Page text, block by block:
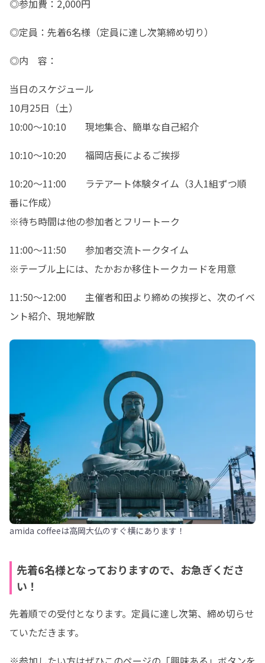
◎参加費：2,000円
◎定員：先着6名様（定員に達し次第締め切り）
◎内　容：
当日のスケジュール
10月25日（土）
10:00〜10:10	現地集合、簡単な自己紹介
10:10〜10:20	福岡店長によるご挨拶
10:20〜11:00	ラテアート体験タイム（3人1組ずつ順
番に作成）
※待ち時間は他の参加者とフリートーク
11:00〜11:50	参加者交流トークタイム
※テーブル上には、たかおか移住トークカードを用意
11:50〜12:00	主催者和田より締めの挨拶と、次のイベ
ント紹介、現地解散
amida coffeeは高岡大仏のすぐ横にあります！
先着6名様となっておりますので、お急ぎくださ
い！
先着順での受付となります。定員に達し次第、締め切らせ
ていただきます。